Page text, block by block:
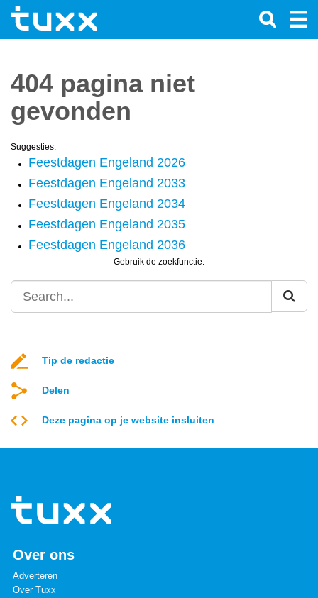
404 pagina niet
gevonden
Suggesties:
Feestdagen Engeland 2026
Feestdagen Engeland 2033
Feestdagen Engeland 2034
Feestdagen Engeland 2035
Feestdagen Engeland 2036
Gebruik de zoekfunctie:
Tip de redactie
Delen
Deze pagina op je website insluiten
Over ons
Adverteren
Over Tuxx